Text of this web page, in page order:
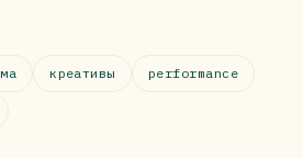
креативы performance